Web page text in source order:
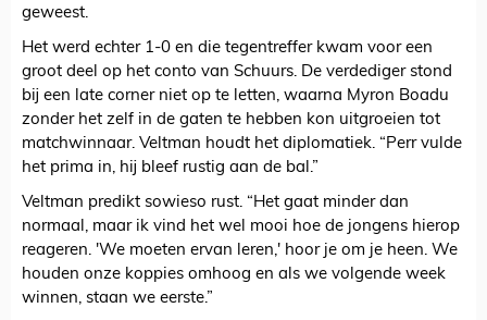
geweest.
Het werd echter 1-0 en die tegentreffer kwam voor een
groot deel op het conto van Schuurs. De verdediger stond
bij een late corner niet op te letten, waarna Myron Boadu
zonder het zelf in de gaten te hebben kon uitgroeien tot
matchwinnaar. Veltman houdt het diplomatiek. “Perr vulde
het prima in, hij bleef rustig aan de bal.”
Veltman predikt sowieso rust. “Het gaat minder dan
normaal, maar ik vind het wel mooi hoe de jongens hierop
reageren. 'We moeten ervan leren,' hoor je om je heen. We
houden onze koppies omhoog en als we volgende week
winnen, staan we eerste.”